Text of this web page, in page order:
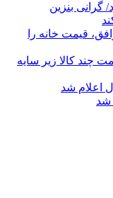
دستمزد/ گرانی بنزین
قیمت خانه را
چند کالا زیر سایه
اعلام شد
شد